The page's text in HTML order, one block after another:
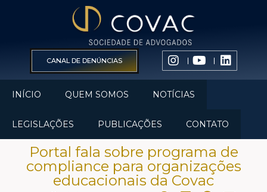
CANAL DE DENÚNCIAS
INÍCIO QUEM SOMOS NOTÍCIAS
LEGISLAÇÕES PUBLICAÇÕES CONTATO
Portal fala sobre programa de
compliance para organizações
educacionais da Covac